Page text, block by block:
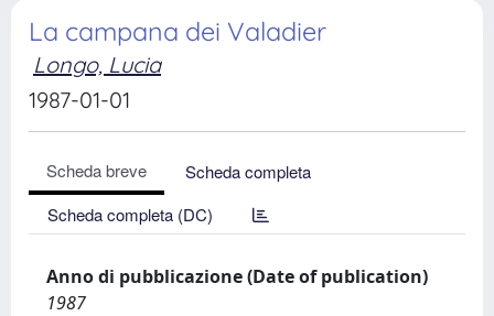
La campana dei Valadier
Longo, Lucia
1987-01-01
Scheda breve
Scheda completa
Scheda completa (DC)
Anno di pubblicazione (Date of publication)
1987